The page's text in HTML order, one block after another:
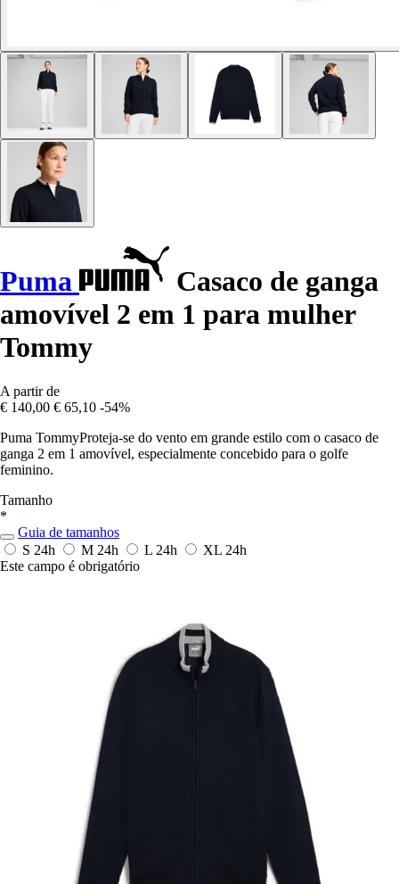
Puma
Casaco de ganga
amovível 2 em 1 para mulher
Tommy
A partir de
€ 140,00 € 65,10 -54%
Puma TommyProteja-se do vento em grande estilo com o casaco de
ganga 2 em 1 amovível, especialmente concebido para o golfe
feminino.
Tamanho
*
Guia de tamanhos
S 24h M 24h L 24h XL 24h
Este campo é obrigatório